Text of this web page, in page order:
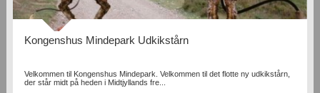
Kongenshus Mindepark Udkikstårn
Velkommen til Kongenshus Mindepark. Velkommen til det flotte ny udkikstårn,
der står midt på heden i Midtjyllands fre...